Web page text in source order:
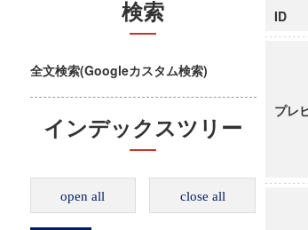
検索
全文検索(Googleカスタム検索)
インデックスツリー
open all close all
ID
プレ